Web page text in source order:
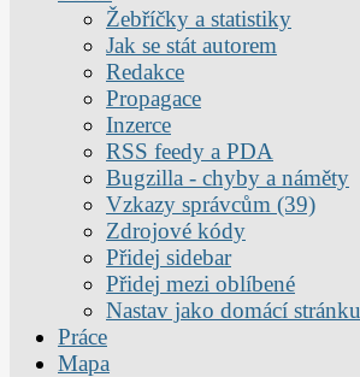
Žebříčky a statistiky
Jak se stát autorem
Redakce
Propagace
Inzerce
RSS feedy a PDA
Bugzilla - chyby a náměty
Vzkazy správcům (39)
Zdrojové kódy
Přidej sidebar
Přidej mezi oblíbené
Nastav jako domácí stránku
Práce
Mapa